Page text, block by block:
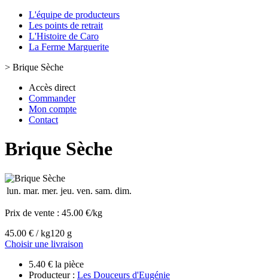
L'équipe de producteurs
Les points de retrait
L'Histoire de Caro
La Ferme Marguerite
> Brique Sèche
Accès direct
Commander
Mon compte
Contact
Brique Sèche
lun. mar. mer. jeu. ven. sam. dim.
Prix de vente : 45.00 €/kg
45.00 € / kg120 g
Choisir une livraison
5.40 € la pièce
Producteur : Les Douceurs d'Eugénie